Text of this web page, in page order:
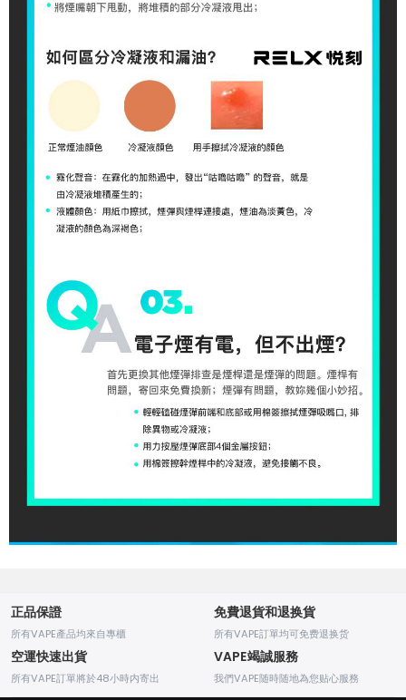
正品保證
所有VAPE產品均來自專櫃
免費退貨和退换貨
所有VAPE訂單均可免费退换货
空運快速出貨
所有VAPE訂單將於48小時内寄出
VAPE竭誠服務
我們VAPE随時随地為您贴心服務